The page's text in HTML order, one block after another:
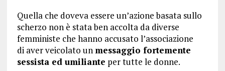
Quella che doveva essere un’azione basata sullo
scherzo non è stata ben accolta da diverse
femministe che hanno accusato l’associazione
di aver veicolato un messaggio fortemente
sessista ed umiliante per tutte le donne.